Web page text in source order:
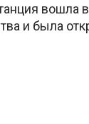
вошла
и была